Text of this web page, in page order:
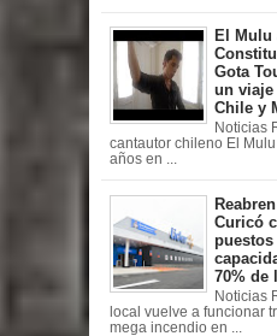
El Mulu
Gota
un viaje
Chile y
Noticias
cantautor chileno El
años en ...
Curicó
70% de
Noticias
local vuelve a funcionar
mega incendio en ...